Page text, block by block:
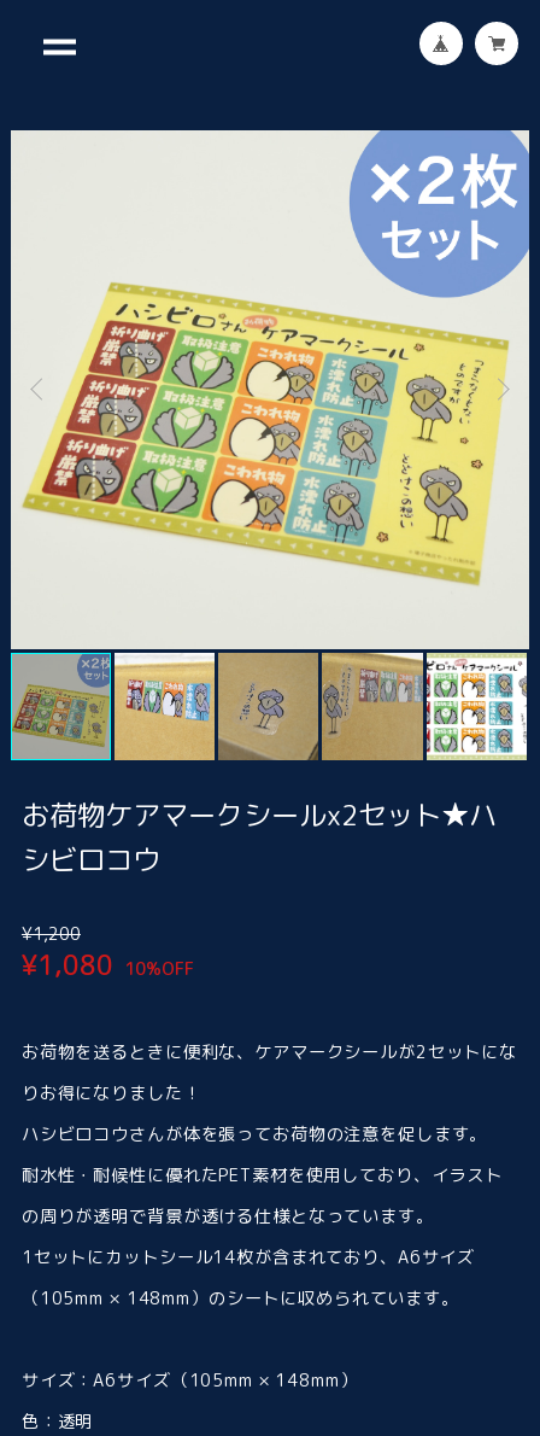
お荷物ケアマークシールx2セット★ハ
シビロコウ
¥1,200
¥1,080 10%OFF
お荷物を送るときに便利な、ケアマークシールが2セットにな
りお得になりました！
ハシビロコウさんが体を張ってお荷物の注意を促します。
耐水性・耐候性に優れたPET素材を使用しており、イラスト
の周りが透明で背景が透ける仕様となっています。
1セットにカットシール14枚が含まれており、A6サイズ
（105mm × 148mm）のシートに収められています。
サイズ：A6サイズ（105mm × 148mm）
色：透明